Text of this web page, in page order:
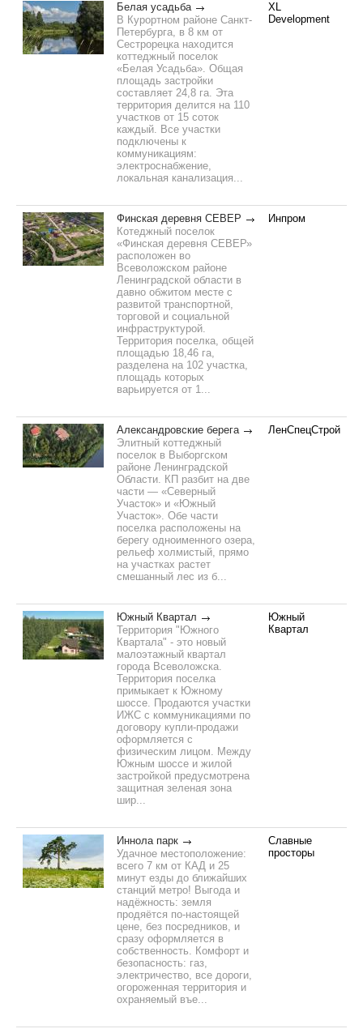
Белая усадьба
В Курортном районе Санкт-
Петербурга, в 8 км от
Сестрорецка находится
коттеджный поселок
«Белая Усадьба». Общая
площадь застройки
составляет 24,8 га. Эта
территория делится на 110
участков от 15 соток
каждый. Все участки
подключены к
коммуникациям:
электроснабжение,
локальная канализация...
XL
Development
Финская деревня СЕВЕР
Котеджный поселок
«Финская деревня СЕВЕР»
расположен во
Всеволожском районе
Ленинградской области в
давно обжитом месте с
развитой транспортной,
торговой и социальной
инфраструктурой.
Территория поселка, общей
площадью 18,46 га,
разделена на 102 участка,
площадь которых
варьируется от 1...
Инпром
Александровские берега
Элитный коттеджный
поселок в Выборгском
районе Ленинградской
Области. КП разбит на две
части — «Северный
Участок» и «Южный
Участок». Обе части
поселка расположены на
берегу одноименного озера,
рельеф холмистый, прямо
на участках растет
смешанный лес из б...
ЛенСпецСтрой
Южный Квартал
Территория "Южного
Квартала" - это новый
малоэтажный квартал
города Всеволожска.
Территория поселка
примыкает к Южному
шоссе. Продаются участки
ИЖС с коммуникациями по
договору купли-продажи
оформляется с
физическим лицом. Между
Южным шоссе и жилой
застройкой предусмотрена
защитная зеленая зона
шир...
Южный
Квартал
Иннола парк
Удачное местоположение:
всего 7 км от КАД и 25
минут езды до ближайших
станций метро! Выгода и
надёжность: земля
продяётся по-настоящей
цене, без посредников, и
сразу оформляется в
собственность. Комфорт и
безопасность: газ,
электричество, все дороги,
огороженная территория и
охраняемый въе...
Славные
просторы